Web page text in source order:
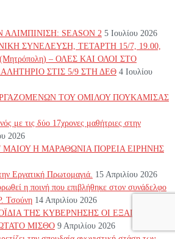
SEASON 2 5 Ιουλίου 2026
ΣΥΝΕΛΕΥΣΗ, ΤΕΤΑΡΤΗ 15/7, 19.00,
(Μητρόπολη) – ΟΛΕΣ ΚΑΙ ΟΛΟΙ ΣΤΟ
ΣΤΙΣ 5/9 ΣΤΗ ΔΕΘ 4 Ιουλίου
ΤΟΥ ΟΜΙΛΟΥ ΠΟΥΚΑΜΙΣΑΣ
με τις δύο 17χρονες μαθήτριες στην
2026
ΜΑΙΟΥ Η ΜΑΡΑΘΩΝΙΑ ΠΟΡΕΙΑ ΕΙΡΗΝΗΣ
Εργατική Πρωτομαγιά. 15 Απριλίου 2026
η ποινή που επιβλήθηκε στον συνάδελφο
Τσούνη 14 Απριλίου 2026
ΤΗΣ ΚΥΒΕΡΝΗΣΗΣ ΟΙ ΕΞΑΓΓΕΛΙΕΣ
ΜΙΣΘΟ 9 Απριλίου 2026